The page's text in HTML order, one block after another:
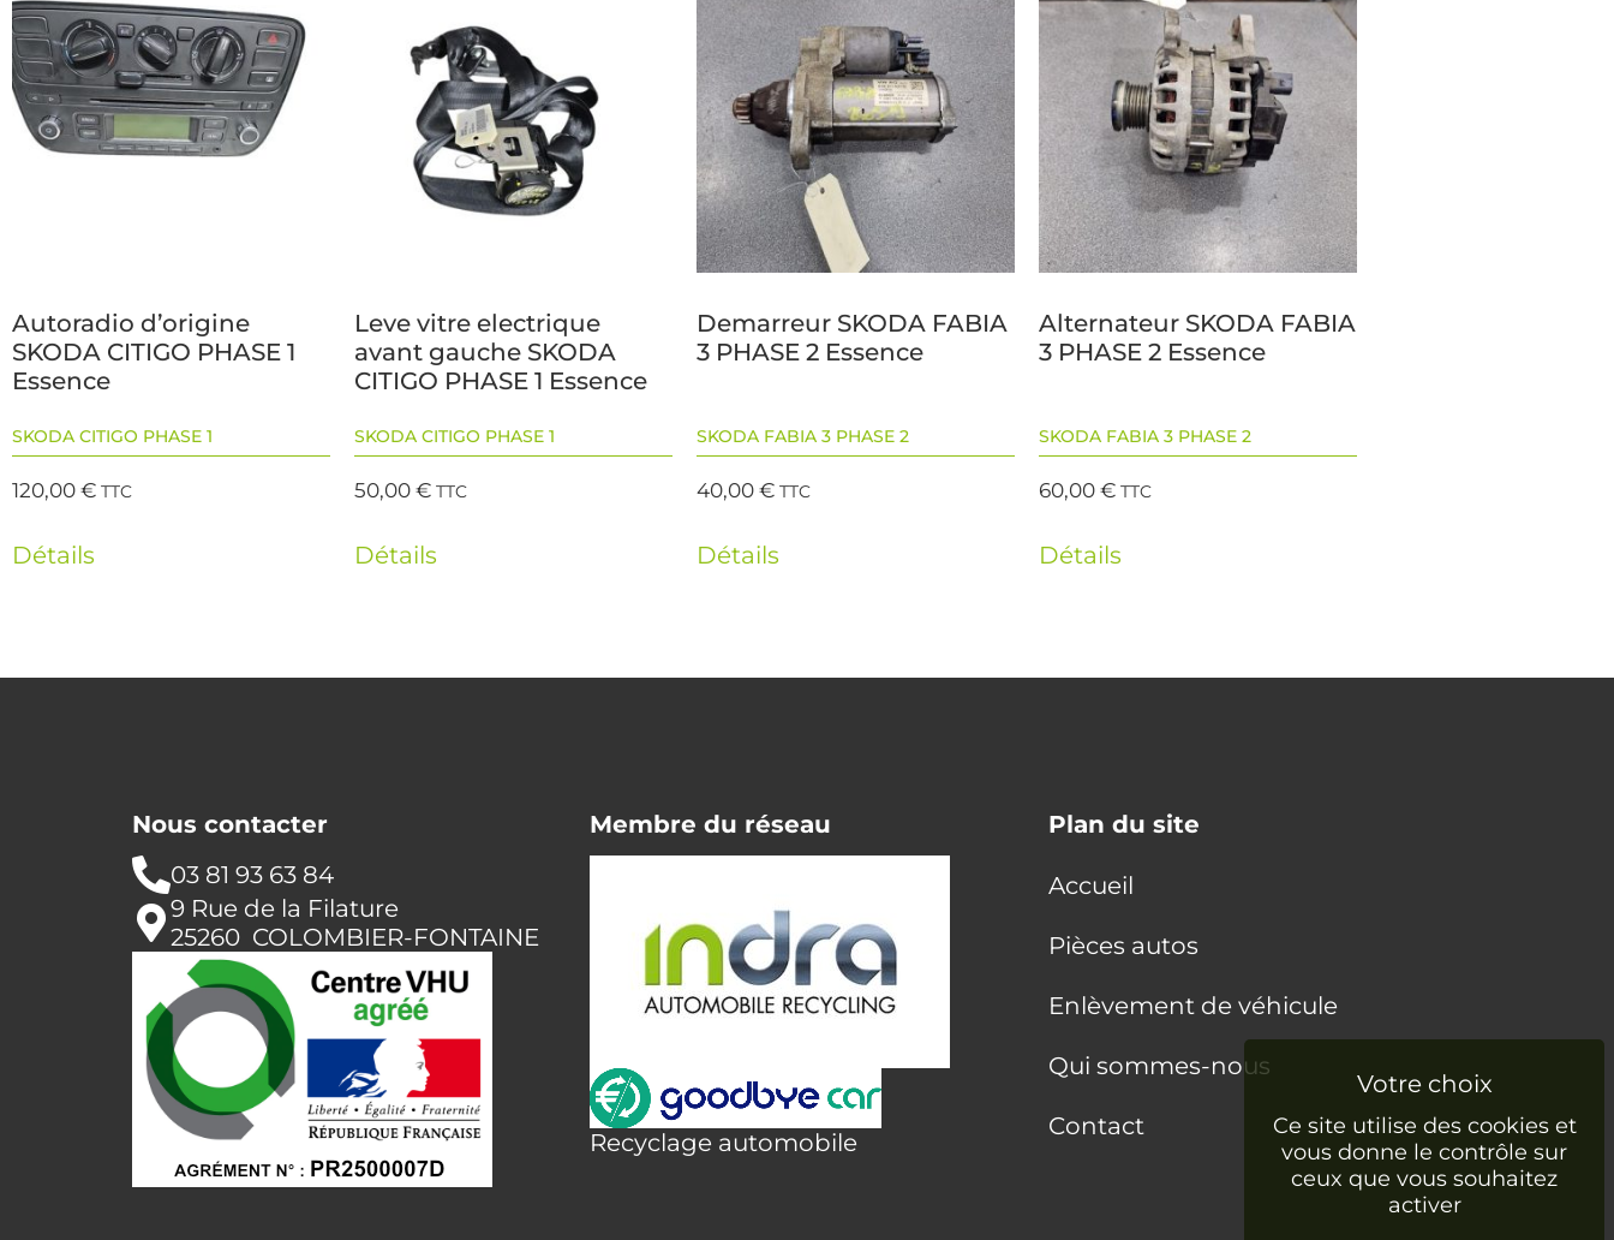
Autoradio d’origine
SKODA CITIGO PHASE 1
Essence
SKODA CITIGO PHASE 1
120,00€ TTC
Détails
Leve vitre electrique
avant gauche SKODA
CITIGO PHASE 1 Essence
SKODA CITIGO PHASE 1
50,00€ TTC
Détails
Demarreur SKODA FABIA
3 PHASE 2 Essence
SKODA FABIA 3 PHASE 2
40,00€ TTC
Détails
Alternateur SKODA FABIA
3 PHASE 2 Essence
SKODA FABIA 3 PHASE 2
60,00€ TTC
Détails
Nous contacter
03 81 93 63 84
9 Rue de la Filature
25260 COLOMBIER-FONTAINE
Membre du réseau
Recyclage automobile
Plan du site
Accueil
Pièces autos
Enlèvement de véhicule
Qui sommes-nous
Contact
Ce site utilise des cookies et
vous donne le contrôle sur
ceux que vous souhaitez
activer